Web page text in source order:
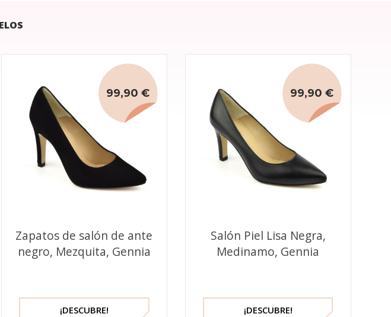
Zapatos de salón de ante
negro, Mezquita, Gennia
99,90 €
¡DESCUBRE!
Salón Piel Lisa Negra,
Medinamo, Gennia
99,90 €
¡DESCUBRE!